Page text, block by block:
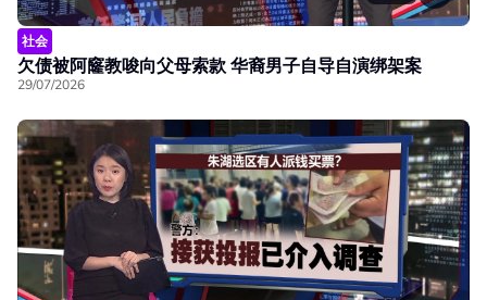
社会
欠债被阿窿教唆向父母索款 华裔男子自导自演绑架案
29/07/2026